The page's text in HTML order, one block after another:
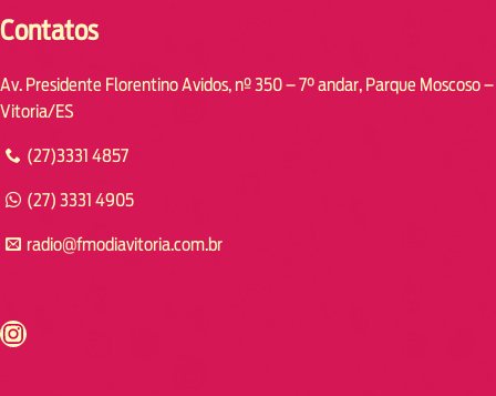
Contatos
Av. Presidente Florentino Avidos, nº 350 – 7° andar, Parque Moscoso –
Vitoria/ES
(27)3331 4857
(27) 3331 4905
radio@fmodiavitoria.com.br
https://www.instagram.com/fmodia.cabofrio/